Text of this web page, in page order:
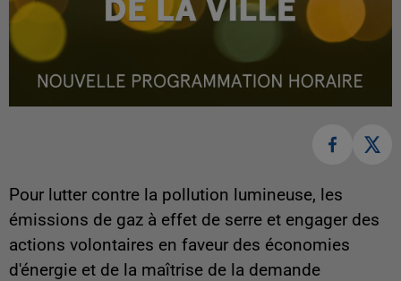
Pour lutter contre la pollution lumineuse, les
émissions de gaz à effet de serre et engager des
actions volontaires en faveur des économies
d'énergie et de la maîtrise de la demande